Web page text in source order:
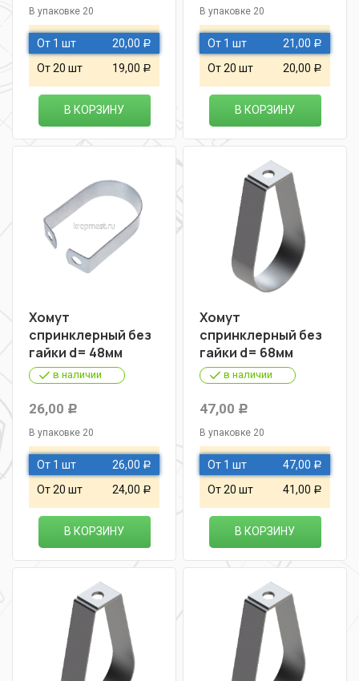
В упаковке 20
От 1 шт 20,00 Р
От 20 шт 19,00 Р
В КОРЗИНУ
В упаковке 20
От 1 шт 21,00 Р
От 20 шт 20,00 Р
В КОРЗИНУ
Хомут
спринклерный без
гайки d= 48мм
в наличии
26,00 Р
В упаковке 20
От 1 шт 26,00 Р
От 20 шт 24,00 Р
В КОРЗИНУ
Хомут
спринклерный без
гайки d= 68мм
в наличии
47,00 Р
В упаковке 20
От 1 шт 47,00 Р
От 20 шт 41,00 Р
В КОРЗИНУ